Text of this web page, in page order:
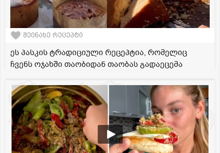
შეინახე რეცეპტი
ეს პასკის ტრადიციული რეცეპტია, რომელიც
ჩვენს ოჯახში თაობიდან თაობას გადაეცემა